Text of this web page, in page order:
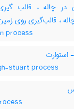
در چاله ، قالب
، قالب‌گیری روی
process
stuart process